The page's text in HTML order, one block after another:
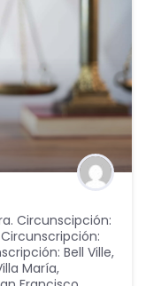
Circunscipción:
Bell Ville,
María,